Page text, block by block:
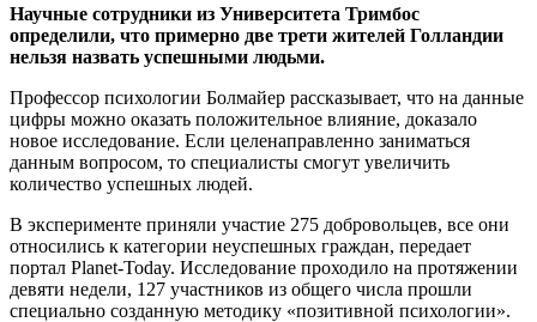
Научные сотрудники из Университета Тримбос
определили, что примерно две трети жителей Голландии
нельзя назвать успешными людьми.
Профессор психологии Болмайер рассказывает, что на данные
цифры можно оказать положительное влияние, доказало
новое исследование. Если целенаправленно заниматься
данным вопросом, то специалисты смогут увеличить
количество успешных людей.
В эксперименте приняли участие 275 добровольцев, все они
относились к категории неуспешных граждан, передает
портал Planet-Today. Исследование проходило на протяжении
девяти недели, 127 участников из общего числа прошли
специально созданную методику «позитивной психологии».